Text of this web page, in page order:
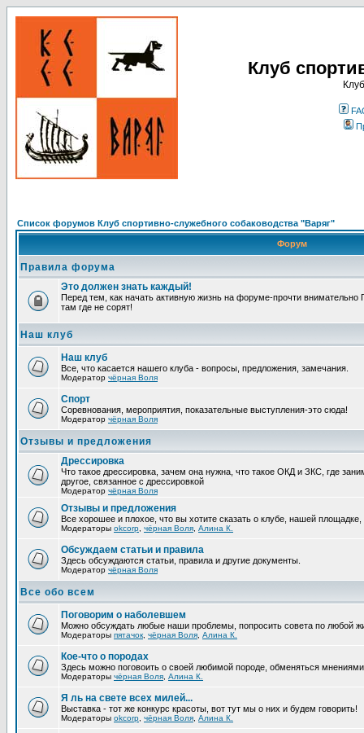
Клуб
Список форумов Клуб спортивно-служебного собаководства "Варяг"
Форум
Правила форума
Это должен знать каждый!
Перед тем, как начать активную жизнь на форуме-прочти
там где не сорят!
Наш клуб
Наш клуб
Все, что касается нашего клуба - вопросы, предложения, замечания.
Модератор чёрная Воля
Спорт
Соревнования, мероприятия, показательные выступления-это сюда!
Модератор чёрная Воля
Отзывы и предложения
Дрессировка
Что такое дрессировка, зачем она нужна, что такое ОКД и ЗКС, где
другое, связанное с дрессировкой
Модератор чёрная Воля
Отзывы и предложения
Все хорошее и плохое, что вы хотите сказать о клубе, нашей площадке,
Модераторы okcorp чёрная Воля Алина К.
Обсуждаем статьи и правила
Здесь обсуждаются статьи, правила и другие документы.
Модератор чёрная Воля
Все обо всем
Поговорим о наболевшем
Можно обсуждать любые наши проблемы, попросить совета по любой
Модераторы пятачок чёрная Воля Алина К.
Кое-что о породах
Здесь можно поговоить о своей любимой породе, обменяться
Модераторы чёрная Воля Алина К.
Я ль на свете всех милей...
Выставка - тот же конкурс красоты, вот тут мы о них и будем говорить!
Модераторы okcorp чёрная Воля Алина К.